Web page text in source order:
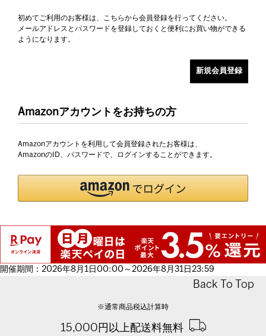
初めてご利用のお客様は、こちらから会員登録を行ってください。
メールアドレスとパスワードを登録しておくと便利にお買い物ができる
ようになります。
Amazonアカウントをお持ちの方
Amazonアカウントを利用して会員登録されたお客様は、
AmazonのID、パスワードで、ログインすることができます。
開催期間：2026年8月1日00:00～2026年8月31日23:59
Back To Top
※通常商品税込計算時
15,000円以上配送料無料